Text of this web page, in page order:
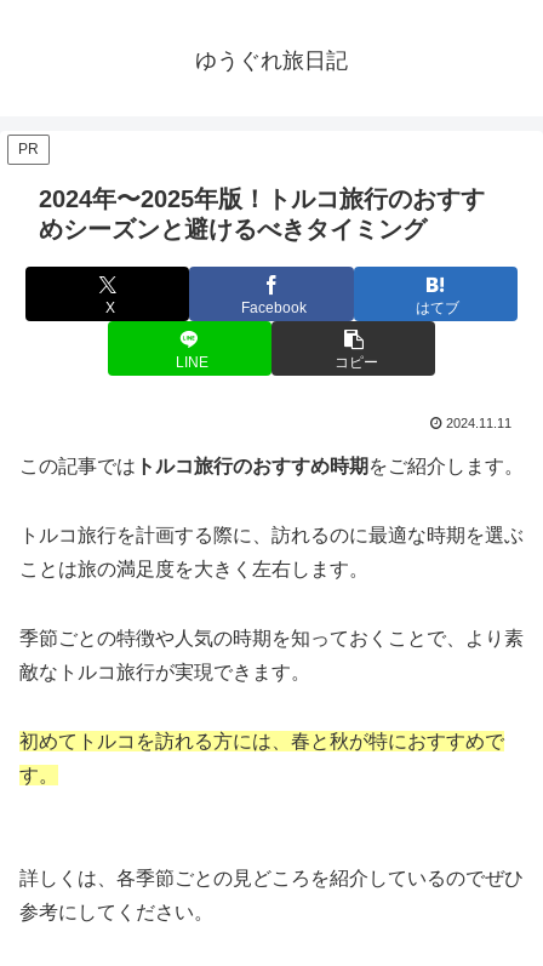
ゆうぐれ旅日記
PR
2024年〜2025年版！トルコ旅行のおすす
めシーズンと避けるべきタイミング
X Facebook はてブ
LINE コピー
2024.11.11
この記事では トルコ旅行のおすすめ時期 をご紹介します。
トルコ旅行を計画する際に、訪れるのに最適な時期を選ぶ
ことは旅の満足度を大きく左右します。
季節ごとの特徴や人気の時期を知っておくことで、より素
敵なトルコ旅行が実現できます。
初めてトルコを訪れる方には、春と秋が特におすすめで
す。
詳しくは、各季節ごとの見どころを紹介しているのでぜひ
参考にしてください。